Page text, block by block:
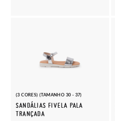
(3 CORES) (TAMANHO 30 - 37)
SANDÁLIAS FIVELA PALA
TRANÇADA